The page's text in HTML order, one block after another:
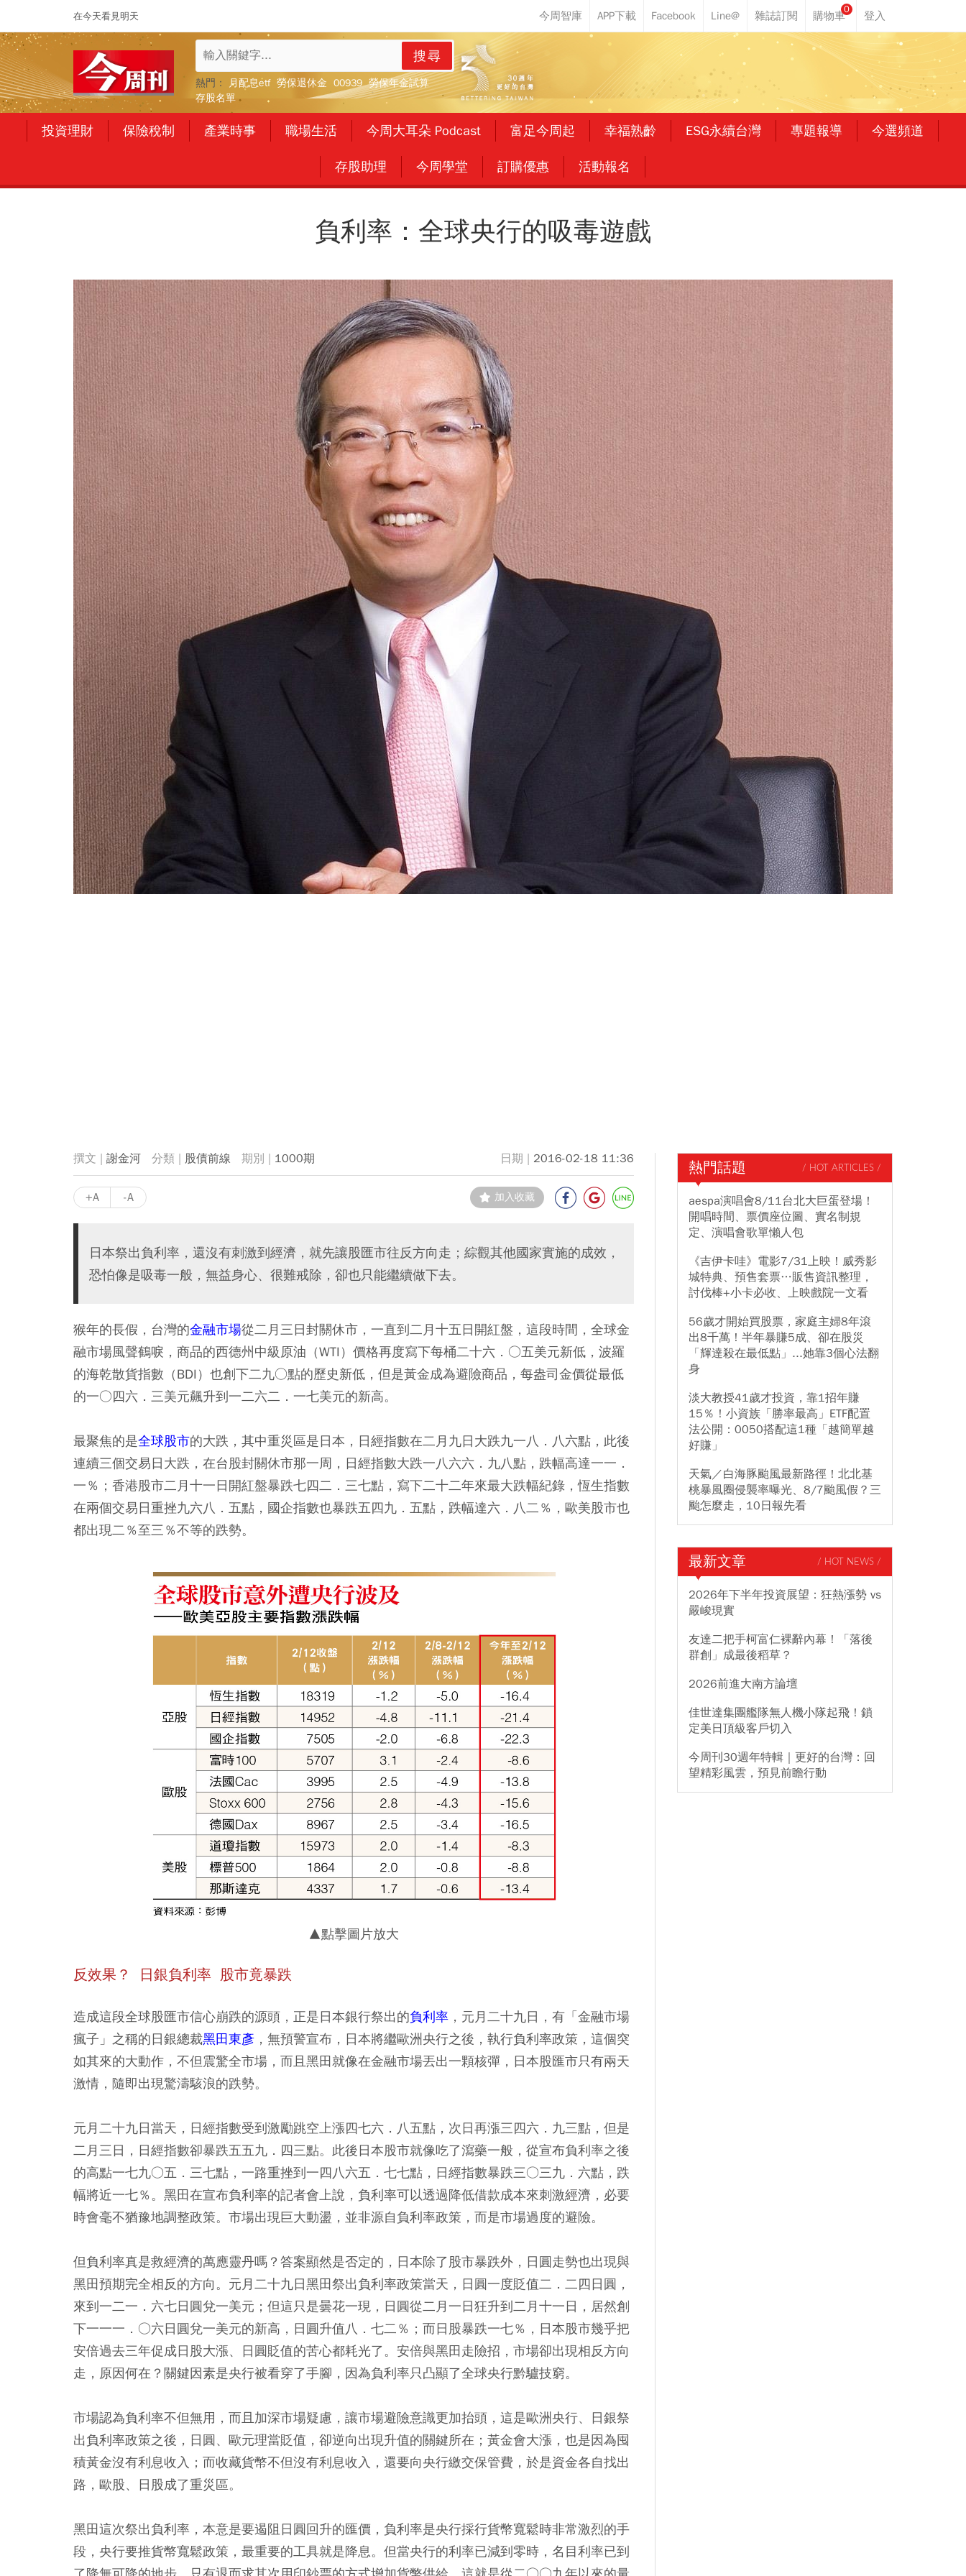
在今天看見明天
0
搜尋
熱門： 月配息etf 勞保退休金 00939 勞保年金試算
存股名單
投資理財 保險稅制 產業時事 職場生活 今周大耳朵 Podcast 富足今周起 幸福熟齡 ESG永續台灣 專題報導 今選頻道
存股助理 今周學堂 訂購優惠 活動報名
負利率：全球央行的吸毒遊戲
謝金河 股債前線 1000期 2016-02-18 11:36
+A -A 加入收藏
日本祭出負利率，還沒有刺激到經濟，就先讓股匯市往反方向走；綜觀其他國家實施的成效，
恐怕像是吸毒一般，無益身心、很難戒除，卻也只能繼續做下去。
猴年的長假，台灣的金融市場從二月三日封關休市，一直到二月十五日開紅盤，這段時間，全球金
融市場風聲鶴唳，商品的西德州中級原油（WTI）價格再度寫下每桶二十六．○五美元新低，波羅
的海乾散貨指數（BDI）也創下二九○點的歷史新低，但是黃金成為避險商品，每盎司金價從最低
的一○四六．三美元飆升到一二六二．一七美元的新高。
最聚焦的是全球股市的大跌，其中重災區是日本，日經指數在二月九日大跌九一八．八六點，此後
連續三個交易日大跌，在台股封關休市那一周，日經指數大跌一八六六．九八點，跌幅高達一一．
一％；香港股市二月十一日開紅盤暴跌七四二．三七點，寫下二十二年來最大跌幅紀錄，恆生指數
在兩個交易日重挫九六八．五點，國企指數也暴跌五四九．五點，跌幅達六．八二％，歐美股市也
都出現二％至三％不等的跌勢。
▲點擊圖片放大
反效果？ 日銀負利率 股市竟暴跌
造成這段全球股匯市信心崩跌的源頭，正是日本銀行祭出的負利率 ，元月二十九日，有「金融市場
瘋子」之稱的日銀總裁黑田東彥 ，無預警宣布，日本將繼歐洲央行之後，執行負利率政策，這個突
如其來的大動作，不但震驚全市場，而且黑田就像在金融市場丟出一顆核彈，日本股匯市只有兩天
激情，隨即出現驚濤駭浪的跌勢。
元月二十九日當天，日經指數受到激勵跳空上漲四七六．八五點，次日再漲三四六．九三點，但是
二月三日，日經指數卻暴跌五五九．四三點。此後日本股市就像吃了瀉藥一般，從宣布負利率之後
的高點一七九○五．三七點，一路重挫到一四八六五．七七點，日經指數暴跌三○三九．六點，跌
幅將近一七％。黑田在宣布負利率的記者會上說，負利率可以透過降低借款成本來刺激經濟，必要
時會毫不猶豫地調整政策。市場出現巨大動盪，並非源自負利率政策，而是市場過度的避險。
但負利率真是救經濟的萬應靈丹嗎？答案顯然是否定的，日本除了股市暴跌外，日圓走勢也出現與
黑田預期完全相反的方向。元月二十九日黑田祭出負利率政策當天，日圓一度貶值二．二四日圓，
來到一二一．六七日圓兌一美元；但這只是曇花一現，日圓從二月一日狂升到二月十一日，居然創
下一一一．○六日圓兌一美元的新高，日圓升值八．七二％；而日股暴跌一七％，日本股市幾乎把
安倍過去三年促成日股大漲、日圓貶值的苦心都耗光了。安倍與黑田走險招，市場卻出現相反方向
走，原因何在？關鍵因素是央行被看穿了手腳，因為負利率只凸顯了全球央行黔驢技窮。
市場認為負利率不但無用，而且加深市場疑慮，讓市場避險意識更加抬頭，這是歐洲央行、日銀祭
出負利率政策之後，日圓、歐元理當貶值，卻逆向出現升值的關鍵所在；黃金會大漲，也是因為囤
積黃金沒有利息收入；而收藏貨幣不但沒有利息收入，還要向央行繳交保管費，於是資金各自找出
路，歐股、日股成了重災區。
黑田這次祭出負利率，本意是要遏阻日圓回升的匯價，負利率是央行採行貨幣寬鬆時非常激烈的手
段，央行要推貨幣寬鬆政策，最重要的工具就是降息。但當央行的利率已減到零時，名目利率已到
熱門話題 / HOT ARTICLES /
aespa演唱會8/11台北大巨蛋登場！
開唱時間、票價座位圖、實名制規
定、演唱會歌單懶人包
《吉伊卡哇》電影7/31上映！威秀影
城特典、預售套票…販售資訊整理，
討伐棒+小卡必收、上映戲院一文看
56歲才開始買股票，家庭主婦8年滾
出8千萬！半年暴賺5成、卻在股災
「輝達殺在最低點」...她靠3個心法翻
身
淡大教授41歲才投資，靠1招年賺
15％！小資族「勝率最高」ETF配置
法公開：0050搭配這1種「越簡單越
好賺」
天氣／白海豚颱風最新路徑！北北基
桃暴風圈侵襲率曝光、8/7颱風假？三
颱怎麼走，10日報先看
最新文章 / HOT NEWS /
2026年下半年投資展望：狂熱漲勢 vs
嚴峻現實
友達二把手柯富仁裸辭內幕！「落後
群創」成最後稻草？
2026前進大南方論壇
佳世達集團艦隊無人機小隊起飛！鎖
定美日頂級客戶切入
今周刊30週年特輯｜更好的台灣：回
望精彩風雲，預見前瞻行動